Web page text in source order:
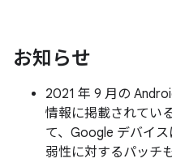
お知らせ
2021 年 9 月の
情報に掲載されてい
て、Google デバイ
弱性に対するパッチ